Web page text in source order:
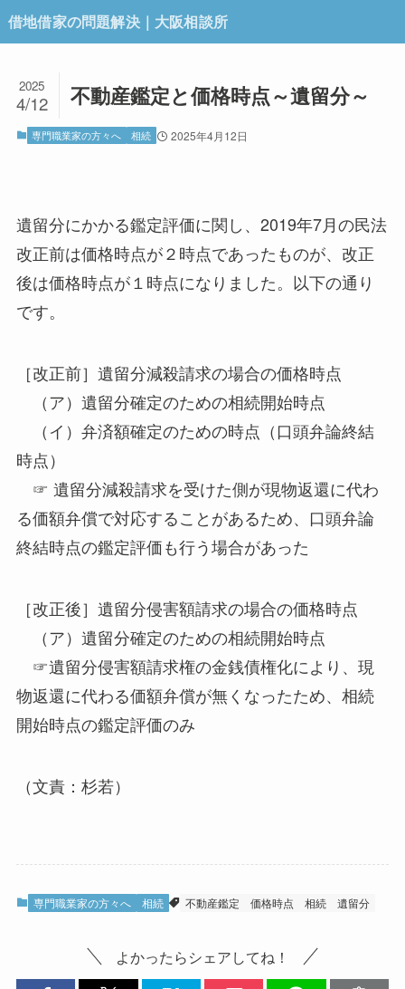
借地借家の問題解決｜大阪相談所
不動産鑑定と価格時点～遺留分～
2025
4/12
専門職業家の方々へ 相続 2025年4月12日
遺留分にかかる鑑定評価に関し、2019年7月の民法
改正前は価格時点が２時点であったものが、改正
後は価格時点が１時点になりました。以下の通り
です。
［改正前］遺留分減殺請求の場合の価格時点
（ア）遺留分確定のための相続開始時点
（イ）弁済額確定のための時点（口頭弁論終結
時点）
☞ 遺留分減殺請求を受けた側が現物返還に代わ
る価額弁償で対応することがあるため、口頭弁論
終結時点の鑑定評価も行う場合があった
［改正後］遺留分侵害額請求の場合の価格時点
（ア）遺留分確定のための相続開始時点
☞遺留分侵害額請求権の金銭債権化により、現
物返還に代わる価額弁償が無くなったため、相続
開始時点の鑑定評価のみ
（文責：杉若）
専門職業家の方々へ 相続 不動産鑑定 価格時点 相続 遺留分
よかったらシェアしてね！